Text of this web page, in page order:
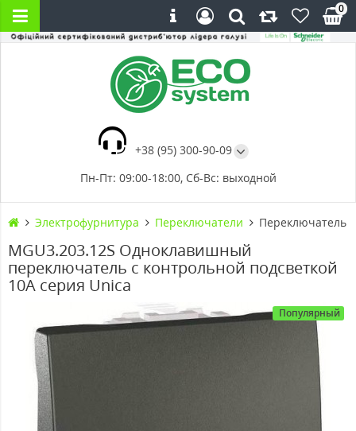
+38 (95) 300-90-09
Пн-Пт: 09:00-18:00, Сб-Вс: выходной
0
Электрофурнитура Переключатели Переключатель
MGU3.203.12S Одноклавишный
переключатель с контрольной подсветкой
10А серия Unica
Популярный